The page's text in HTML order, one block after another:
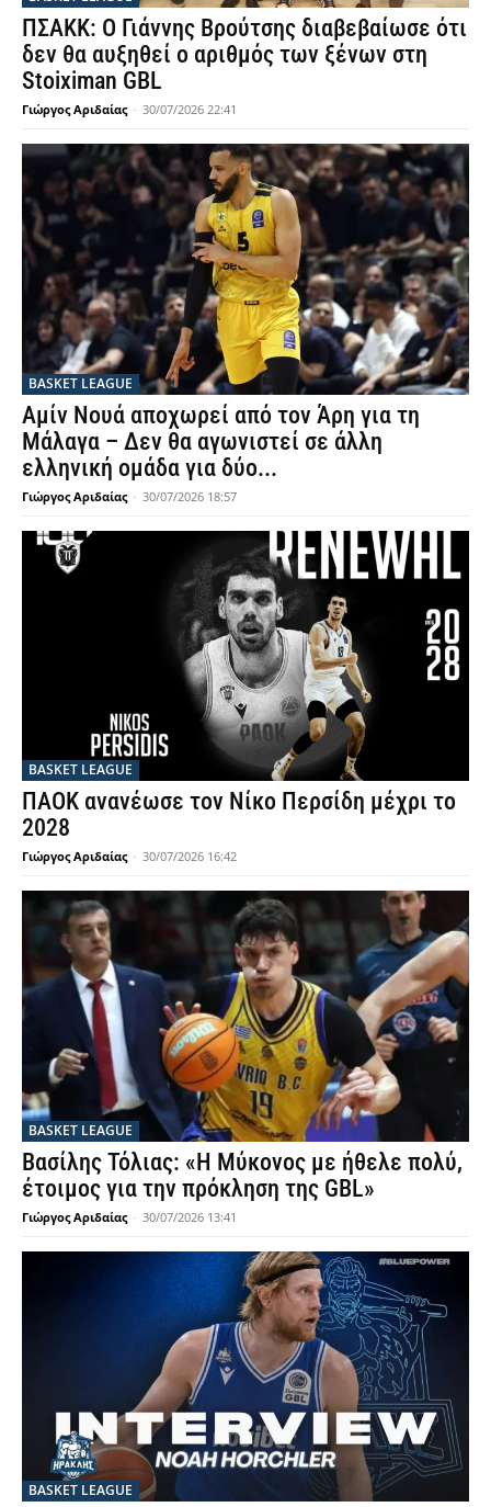
ΠΣΑΚΚ: Ο Γιάννης Βρούτσης διαβεβαίωσε ότι
δεν θα αυξηθεί ο αριθμός των ξένων στη
Stoiximan GBL
Γιώργος Αριδαίας - 30/07/2026 22:41
BASKET LEAGUE
Αμίν Νουά αποχωρεί από τον Άρη για τη
Μάλαγα – Δεν θα αγωνιστεί σε άλλη
ελληνική ομάδα για δύο...
Γιώργος Αριδαίας - 30/07/2026 18:57
BASKET LEAGUE
ΠΑΟΚ ανανέωσε τον Νίκο Περσίδη μέχρι το
2028
Γιώργος Αριδαίας - 30/07/2026 16:42
BASKET LEAGUE
Βασίλης Τόλιας: «Η Μύκονος με ήθελε πολύ,
έτοιμος για την πρόκληση της GBL»
Γιώργος Αριδαίας - 30/07/2026 13:41
BASKET LEAGUE